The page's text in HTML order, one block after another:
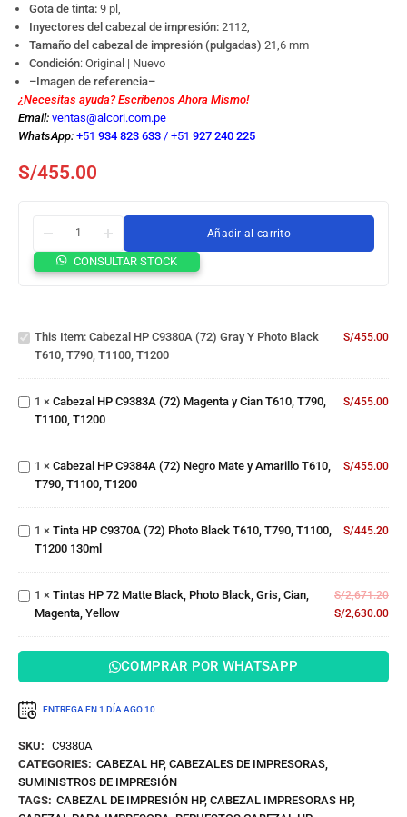
Gota de tinta: 9 pl,
Inyectores del cabezal de impresión: 2112,
Tamaño del cabezal de impresión (pulgadas) 21,6 mm
Condición: Original | Nuevo
–Imagen de referencia–
¿Necesitas ayuda? Escríbenos Ahora Mismo!
Email: ventas@alcori.com.pe
WhatsApp: +51 934 823 633 / +51 927 240 225
S/455.00
Añadir al carrito
CONSULTAR STOCK
Cabezal
C9380A
Black
T790,
T1100,
T1200
This Item: Cabezal HP C9380A (72) Gray Y Photo Black
T610, T790, T1100, T1200
S/455.00
Cabezal
HP
C9383A
Magenta
y Cian
T610,
T1200
1 × Cabezal HP C9383A (72) Magenta y Cian T610, T790,
T1100, T1200
S/455.00
C9384A
(72)
Amarillo
T790,
T1100,
T1200
1 × Cabezal HP C9384A (72) Negro Mate y Amarillo T610,
T790, T1100, T1200
S/455.00
C9370A
(72)
T610,
T1100,
T1200
130ml
1 × Tinta HP C9370A (72) Photo Black T610, T790, T1100,
T1200 130ml
S/445.20
Tintas
HP 72
Matte
Photo
Black,
Gris,
Magenta,
1 × Tintas HP 72 Matte Black, Photo Black, Gris, Cian,
Magenta, Yellow
S/2,671.20
S/2,630.00
COMPRAR POR WHATSAPP
ENTREGA EN 1 DÍA AGO 10
SKU: C9380A
CATEGORIES: CABEZAL HP, CABEZALES DE IMPRESORAS
SUMINISTROS DE IMPRESIÓN
TAGS: CABEZAL DE IMPRESIÓN HP, CABEZAL IMPRESORAS HP,